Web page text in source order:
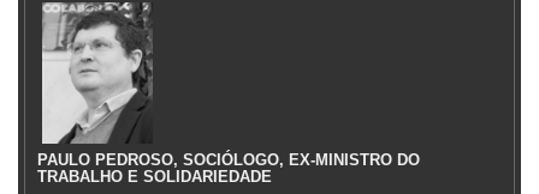
PAULO PEDROSO, SOCIÓLOGO, EX-MINISTRO DO
TRABALHO E SOLIDARIEDADE